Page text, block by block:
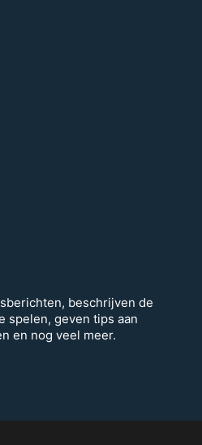
beschrijven de
spelen, geven tips aan
en nog veel meer.